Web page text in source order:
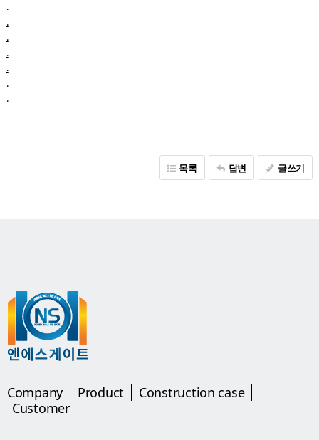
.
.
.
.
.
.
.
목록 답변 글쓰기
Company Product
Construction case
Customer